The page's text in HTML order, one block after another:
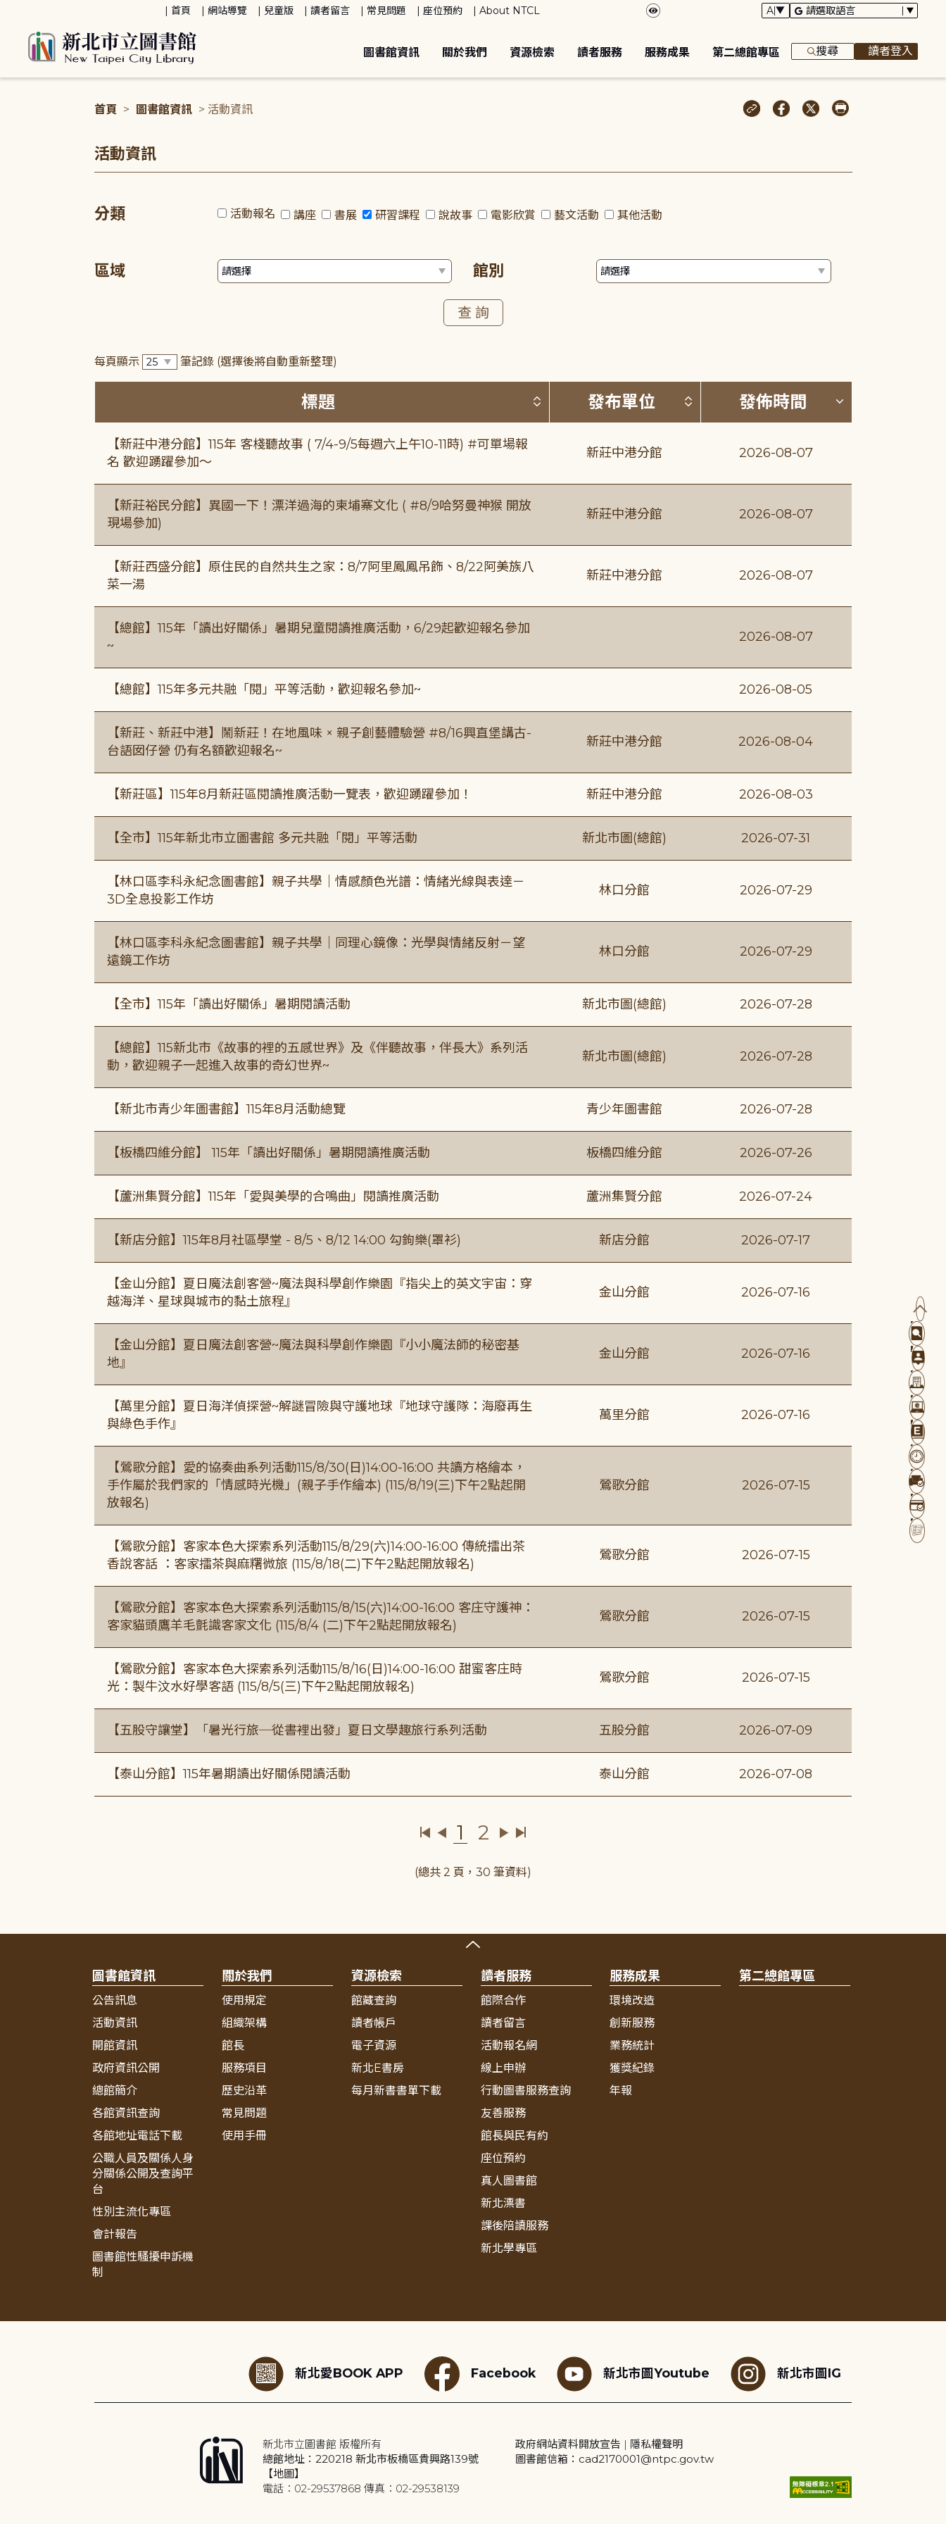
首頁 網站導覽 兒童版 讀者留言 常見問題 座位預約 About NTCL
圖書館資訊 關於我們 資源檢索 讀者服務 服務成果 第二總館專區 搜尋 讀者登入
首頁 > 圖書館資訊 > 活動資訊
活動資訊
分類 活動報名 講座 書展 研習課程 說故事 電影欣賞 藝文活動 其他活動
區域 館別
每頁顯示 筆記錄 (選擇後將自動重新整理)
標題 按標題排序 (升降冪)
發布單位 按發布單位排序 (升降冪)
發佈時間 按發佈時間
【新莊中港分館】115年 客棧聽故事 ( 7/4-9/5每週六上午10-11時) #可單場報
名 歡迎踴躍參加～
新莊中港分館 2026-08-07
【新莊裕民分館】異國一下！漂洋過海的柬埔寨文化 ( #8/9哈努曼神猴 開放
現場參加)
新莊中港分館 2026-08-07
【新莊西盛分館】原住民的自然共生之家：8/7阿里鳳鳳吊飾、8/22阿美族八
菜一湯
新莊中港分館 2026-08-07
【總館】115年「讀出好關係」暑期兒童閱讀推廣活動，6/29起歡迎報名參加
~
2026-08-07
【總館】115年多元共融「閱」平等活動，歡迎報名參加~ 2026-08-05
【新莊、新莊中港】鬧新莊！在地風味 × 親子創藝體驗營 #8/16興直堡講古-
台語囡仔營 仍有名額歡迎報名~
新莊中港分館 2026-08-04
【新莊區】115年8月新莊區閱讀推廣活動一覽表，歡迎踴躍參加！ 新莊中港分館 2026-08-03
【全市】115年新北市立圖書館 多元共融「閱」平等活動 新北市圖(總館) 2026-07-31
【林口區李科永紀念圖書館】親子共學｜情感顏色光譜：情緒光線與表達－
3D全息投影工作坊
林口分館 2026-07-29
【林口區李科永紀念圖書館】親子共學｜同理心鏡像：光學與情緒反射－望
遠鏡工作坊
林口分館 2026-07-29
【全市】115年「讀出好關係」暑期閱讀活動 新北市圖(總館) 2026-07-28
【總館】115新北市《故事的裡的五感世界》及《伴聽故事，伴長大》系列活
動，歡迎親子一起進入故事的奇幻世界~
新北市圖(總館) 2026-07-28
【新北市青少年圖書館】115年8月活動總覽 青少年圖書館 2026-07-28
【板橋四維分館】 115年「讀出好關係」暑期閱讀推廣活動 板橋四維分館 2026-07-26
【蘆洲集賢分館】115年「愛與美學的合鳴曲」閱讀推廣活動 蘆洲集賢分館 2026-07-24
【新店分館】115年8月社區學堂 - 8/5、8/12 14:00 勾鉤樂(罩衫) 新店分館 2026-07-17
【金山分館】夏日魔法創客營~魔法與科學創作樂園『指尖上的英文宇宙：穿
越海洋、星球與城市的黏土旅程』
金山分館 2026-07-16
【金山分館】夏日魔法創客營~魔法與科學創作樂園『小小魔法師的秘密基
地』
金山分館 2026-07-16
【萬里分館】夏日海洋偵探營~解謎冒險與守護地球『地球守護隊：海廢再生
與綠色手作』
萬里分館 2026-07-16
【鶯歌分館】愛的協奏曲系列活動115/8/30(日)14:00-16:00 共讀方格繪本，
手作屬於我們家的「情感時光機」(親子手作繪本) (115/8/19(三)下午2點起開
放報名)
鶯歌分館 2026-07-15
【鶯歌分館】客家本色大探索系列活動115/8/29(六)14:00-16:00 傳統擂出茶
香說客話 ：客家擂茶與麻糬微旅 (115/8/18(二)下午2點起開放報名)
鶯歌分館 2026-07-15
【鶯歌分館】客家本色大探索系列活動115/8/15(六)14:00-16:00 客庄守護神：
客家貓頭鷹羊毛氈識客家文化 (115/8/4 (二)下午2點起開放報名)
鶯歌分館 2026-07-15
【鶯歌分館】客家本色大探索系列活動115/8/16(日)14:00-16:00 甜蜜客庄時
光：製牛汶水好學客語 (115/8/5(三)下午2點起開放報名)
鶯歌分館 2026-07-15
【五股守讓堂】「暑光行旅─從書裡出發」夏日文學趣旅行系列活動 五股分館 2026-07-09
【泰山分館】115年暑期讀出好關係閱讀活動 泰山分館 2026-07-08
1 2
(總共 2 頁，30 筆資料)
圖書館資訊
公告訊息
活動資訊
開館資訊
政府資訊公開
總館簡介
各館資訊查詢
各館地址電話下載
公職人員及關係人身
分關係公開及查詢平
台
性別主流化專區
會計報告
圖書館性騷擾申訴機
制
關於我們
使用規定
組織架構
館長
服務項目
歷史沿革
常見問題
使用手冊
資源檢索
館藏查詢
讀者帳戶
電子資源
新北E書房
每月新書書單下載
讀者服務
館際合作
讀者留言
活動報名網
線上申辦
行動圖書服務查詢
友善服務
館長與民有約
座位預約
真人圖書館
新北漂書
課後陪讀服務
新北學專區
服務成果
環境改造
創新服務
業務統計
獲獎紀錄
年報
第二總館專區
新北愛BOOK APP Facebook 新北市圖Youtube 新北市圖IG
新北市立圖書館 版權所有
總館地址：220218 新北市板橋區貴興路139號
【地圖】
電話：02-29537868 傳真：02-29538139
政府網站資料開放宣告 | 隱私權聲明
圖書館信箱：cad2170001@ntpc.gov.tw